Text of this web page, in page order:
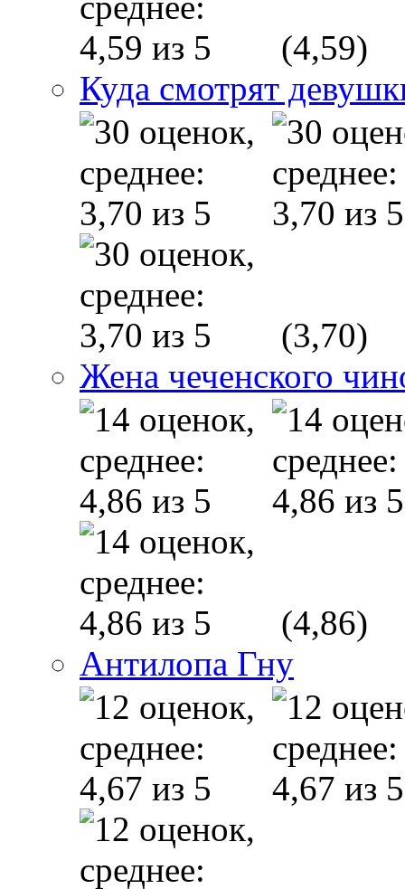
(4,59)
Куда смотрят
(3,70)
Жена чеченского
(4,86)
Антилопа Гну